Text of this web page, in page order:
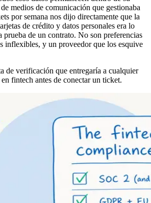
medios de comunicación que gestionaba
por semana nos dijo directamente que la
de crédito y datos personales era lo
prueba de un contrato. No son preferencias
inflexibles, y un proveedor que los esquive
de verificación que entregaría a cualquier
fintech antes de conectar un ticket.